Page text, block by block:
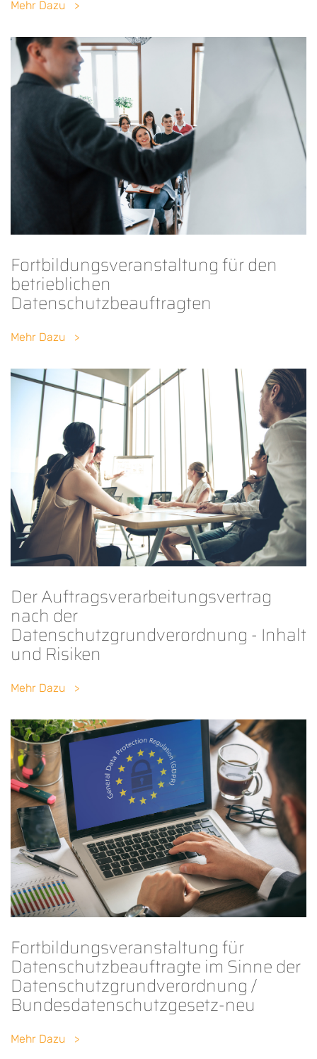
Mehr Dazu
Fortbildungsveranstaltung für den
betrieblichen
Datenschutzbeauftragten
Mehr Dazu
Der Auftragsverarbeitungsvertrag
nach der
Datenschutzgrundverordnung - Inhalt
und Risiken
Mehr Dazu
Fortbildungsveranstaltung für
Datenschutzbeauftragte im Sinne der
Datenschutzgrundverordnung /
Bundesdatenschutzgesetz-neu
Mehr Dazu